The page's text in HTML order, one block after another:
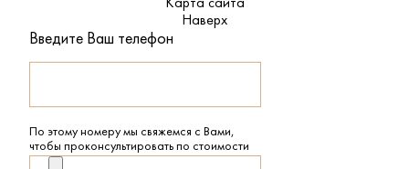
Карта сайта
Наверх
Введите Ваш телефон
По этому номеру мы свяжемся с Вами,
чтобы проконсультировать по стоимости